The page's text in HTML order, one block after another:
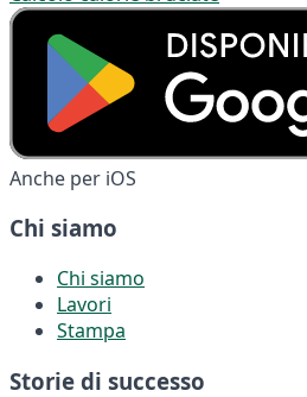
Anche per iOS
Chi siamo
Chi siamo
Lavori
Stampa
Storie di successo